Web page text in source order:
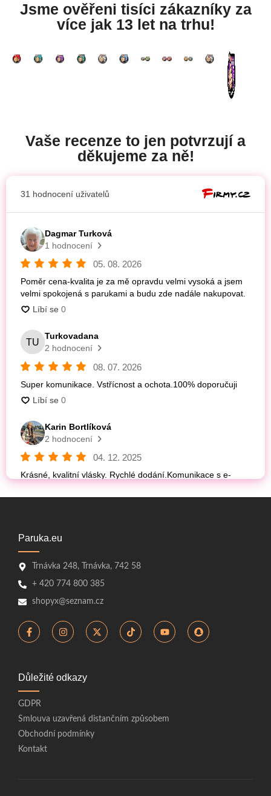
Jsme ověřeni tisíci zákazníky za
více jak 13 let na trhu!
Vaše recenze to jen potvrzují a
děkujeme za ně!
Paruka.eu
Trnávka 248, Trnávka, 742 58
+ 420 774 800 385
shopyx@seznam.cz
Důležité odkazy
GDPR
Smlouva uzavřená distančním způsobem
Obchodní podmínky
Kontakt